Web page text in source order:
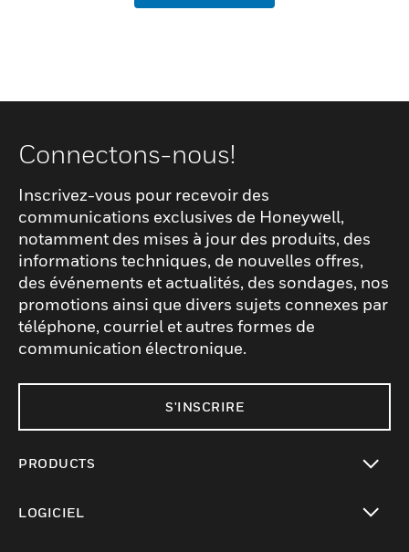
Connectons-nous!
Inscrivez-vous pour recevoir des
communications exclusives de Honeywell,
notamment des mises à jour des produits, des
informations techniques, de nouvelles offres,
des événements et actualités, des sondages, nos
promotions ainsi que divers sujets connexes par
téléphone, courriel et autres formes de
communication électronique.
S'INSCRIRE
PRODUCTS
LOGICIEL